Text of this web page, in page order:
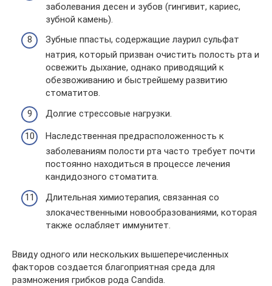
заболевания десен и зубов (гингивит, кариес,
зубной камень).
Зубные ппасты, содержащие лаурил сульфат
натрия, который призван очистить полость рта и
освежить дыхание, однако приводящий к
обезвоживанию и быстрейшему развитию
стоматитов.
Долгие стрессовые нагрузки.
Наследственная предрасположенность к
заболеваниям полости рта часто требует почти
постоянно находиться в процессе лечения
кандидозного стоматита.
Длительная химиотерапия, связанная со
злокачественными новообразованиями, которая
также ослабляет иммунитет.
Ввиду одного или нескольких вышеперечисленных
факторов создается благоприятная среда для
размножения грибков рода Candida.